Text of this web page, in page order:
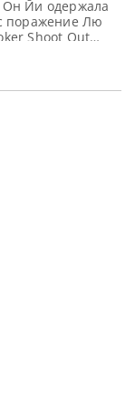
Йи одержала
поражение Лю
Shoot Out
впечатляющую